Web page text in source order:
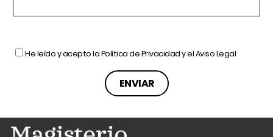
He leído y acepto laPolítica de Privacidady elAviso Legal